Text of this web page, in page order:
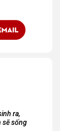
ra,
sẽ sống